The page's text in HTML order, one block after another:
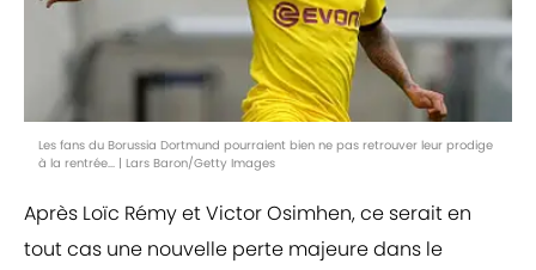
Les fans du Borussia Dortmund pourraient bien ne pas retrouver leur prodige
à la rentrée... | Lars Baron/Getty Images
Après Loïc Rémy et Victor Osimhen, ce serait en
tout cas une nouvelle perte majeure dans le